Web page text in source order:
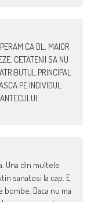
CA DL. MAIOR
CETATENII SA NU
PRINCIPAL
PE INDIVIDUL
Una din multele
sanatosi la cap. E
Daca nu ma